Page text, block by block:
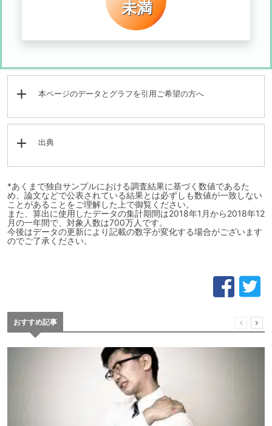
未満
本ページのデータとグラフを引用ご希望の方へ
出典
*あくまで独自サンプルにおける調査結果に基づく数値であるた
め、論文などで公表されている結果とは必ずしも数値が一致しない
ことがあることをご理解した上で御覧ください。
また、算出に使用したデータの集計期間は2018年1月から2018年12
月の一年間で、対象人数は700万人です。
今後はデータの更新により記載の数字が変化する場合がございます
のでご了承ください。
おすすめ記事